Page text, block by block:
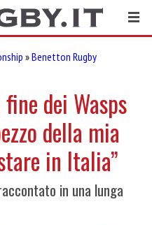
»Benetton Rugby
dei Wasps
della mia
in Italia”
in una lunga